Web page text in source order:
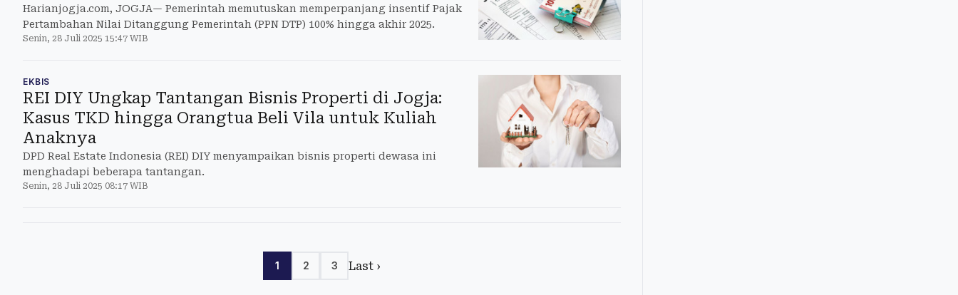
Harianjogja.com, JOGJA— Pemerintah memutuskan memperpanjang insentif Pajak
Pertambahan Nilai Ditanggung Pemerintah (PPN DTP) 100% hingga akhir 2025.
Senin, 28 Juli 2025 15:47 WIB
EKBIS
REI DIY Ungkap Tantangan Bisnis Properti di Jogja:
Kasus TKD hingga Orangtua Beli Vila untuk Kuliah
Anaknya
DPD Real Estate Indonesia (REI) DIY menyampaikan bisnis properti dewasa ini
menghadapi beberapa tantangan.
Senin, 28 Juli 2025 08:17 WIB
1 2 3 Last ›